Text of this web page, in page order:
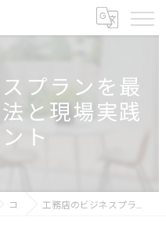
プランを最
と現場実践
ト
コラム 工務店のビジネスプランを最適化する経営手法と現場実践のポイント